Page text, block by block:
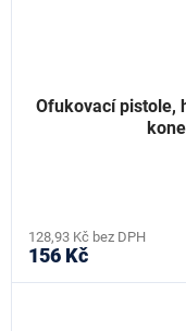
Ofukovací pistole,
128,93 Kč bez DPH
156 Kč